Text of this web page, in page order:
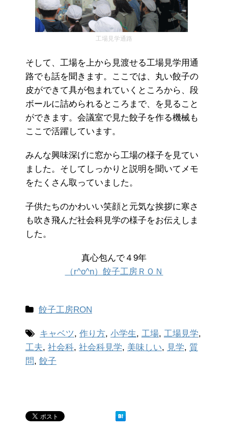
工場見学通路
そして、工場を上から見渡せる工場見学用通
路でも話を聞きます。ここでは、丸い餃子の
皮ができて具が包まれていくところから、段
ボールに詰められるところまで、を見ること
ができます。会議室で見た餃子を作る機械も
ここで活躍しています。
みんな興味深げに窓から工場の様子を見てい
ました。そしてしっかりと説明を聞いてメモ
をたくさん取っていました。
子供たちのかわいい笑顔と元気な挨拶に寒さ
も吹き飛んだ社会科見学の様子をお伝えしま
した。
真心包んで４9年
（r^o^n）餃子工房ＲＯＮ
餃子工房RON
キャベツ, 作り方, 小学生, 工場, 工場見学,
工夫, 社会科, 社会科見学, 美味しい, 見学, 質
問, 餃子